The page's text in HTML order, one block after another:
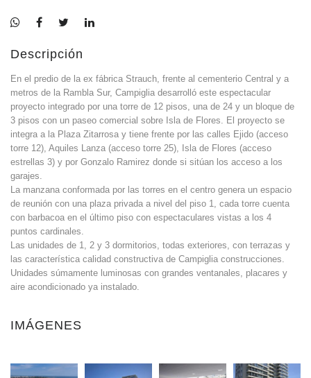
Descripción
En el predio de la ex fábrica Strauch, frente al cementerio Central y a
metros de la Rambla Sur, Campiglia desarrolló este espectacular
proyecto integrado por una torre de 12 pisos, una de 24 y un bloque de
3 pisos con un paseo comercial sobre Isla de Flores. El proyecto se
integra a la Plaza Zitarrosa y tiene frente por las calles Ejido (acceso
torre 12), Aquiles Lanza (acceso torre 25), Isla de Flores (acceso
estrellas 3) y por Gonzalo Ramirez donde si sitúan los acceso a los
garajes.
La manzana conformada por las torres en el centro genera un espacio
de reunión con una plaza privada a nivel del piso 1, cada torre cuenta
con barbacoa en el último piso con espectaculares vistas a los 4
puntos cardinales.
Las unidades de 1, 2 y 3 dormitorios, todas exteriores, con terrazas y
las característica calidad constructiva de Campiglia construcciones.
Unidades súmamente luminosas con grandes ventanales, placares y
aire acondicionado ya instalado.
IMÁGENES